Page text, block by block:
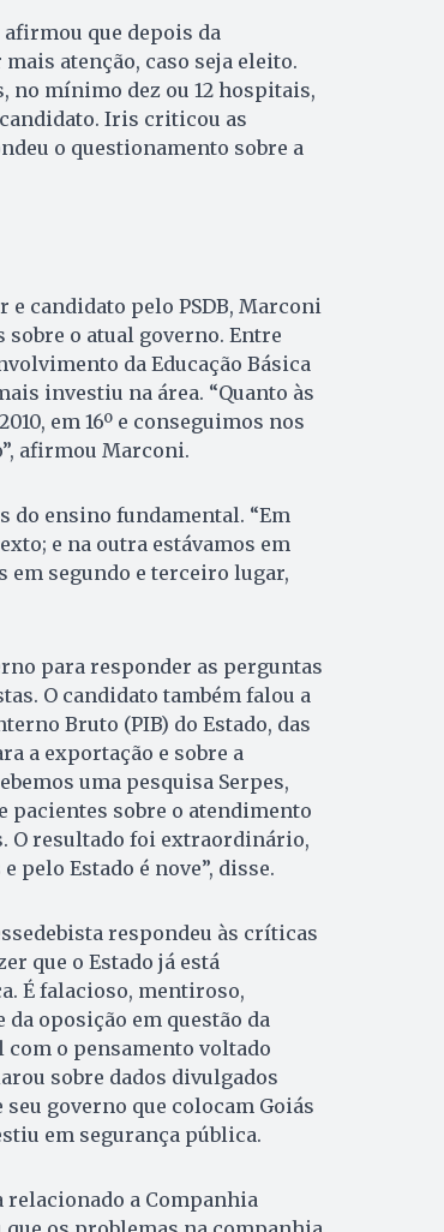
afirmou que depois da
atenção, caso seja eleito.
no mínimo dez ou 12 hospitais,
Iris criticou as
o questionamento sobre a
e candidato pelo PSDB, Marconi
o atual governo. Entre
da Educação Básica
investiu na área. “Quanto às
em 16º e conseguimos nos
afirmou Marconi.
do ensino fundamental. “Em
e na outra estávamos em
em segundo e terceiro lugar,
para responder as perguntas
O candidato também falou a
Bruto (PIB) do Estado, das
a exportação e sobre a
uma pesquisa Serpes,
sobre o atendimento
O resultado foi extraordinário,
pelo Estado é nove”, disse.
respondeu às críticas
que o Estado já está
É falacioso, mentiroso,
oposição em questão da
o pensamento voltado
sobre dados divulgados
governo que colocam Goiás
em segurança pública.
relacionado a Companhia